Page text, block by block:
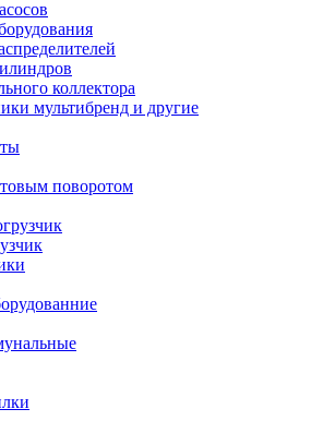
коллектора
мультибренд и другие
поворотом